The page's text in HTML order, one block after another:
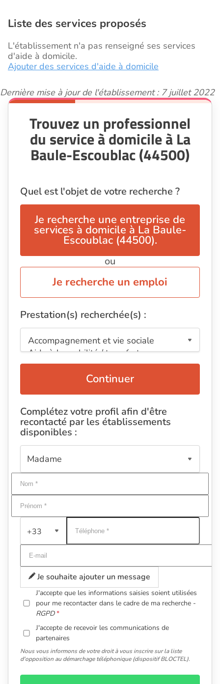
Liste des services proposés
L'établissement n'a pas renseigné ses services
d'aide à domicile.
Ajouter des services d'aide à domicile
Dernière mise à jour de l'établissement : 7 juillet 2022
Trouvez un professionnel
du service à domicile à La
Baule-Escoublac (44500)
Quel est l'objet de votre recherche ?
Je recherche une entreprise de
services à domicile à La Baule-
Escoublac (44500).
ou
Je recherche un emploi
Prestation(s) recherchée(s) :
Continuer
Complétez votre profil afin d'être
recontacté par les établissements
disponibles :
+33
Je souhaite ajouter un message
J'accepte que les informations saisies soient utilisées
pour me recontacter dans le cadre de ma recherche -
RGPD
J'accepte de recevoir les communications de
partenaires
Nous vous informons de votre droit à vous inscrire sur la liste
d'opposition au démarchage téléphonique (dispositif BLOCTEL).